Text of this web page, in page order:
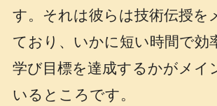
す。それは彼らは技術伝授を
ており、いかに短い時間で効
学び目標を達成するかがメイ
いるところです。